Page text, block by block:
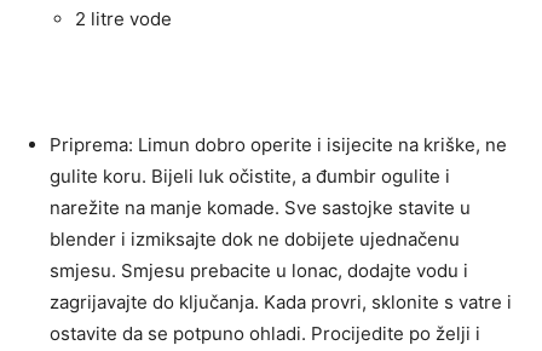
2 litre vode
Priprema: Limun dobro operite i isijecite na kriške, ne
gulite koru. Bijeli luk očistite, a đumbir ogulite i
narežite na manje komade. Sve sastojke stavite u
blender i izmiksajte dok ne dobijete ujednačenu
smjesu. Smjesu prebacite u lonac, dodajte vodu i
zagrijavajte do ključanja. Kada provri, sklonite s vatre i
ostavite da se potpuno ohladi. Procijedite po želji i